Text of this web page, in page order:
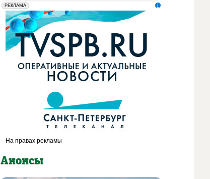
erid: LdtCK5udn
РЕКЛАМА
АО "ГАТР", ИНН: 7841320717
Анонсы